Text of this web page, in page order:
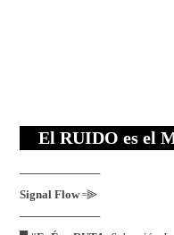
El RUIDO es el
──────────
Signal Flow꞊⫸
──────────